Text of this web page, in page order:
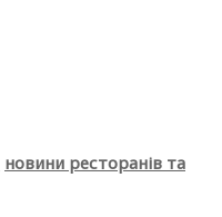
новини ресторанів та